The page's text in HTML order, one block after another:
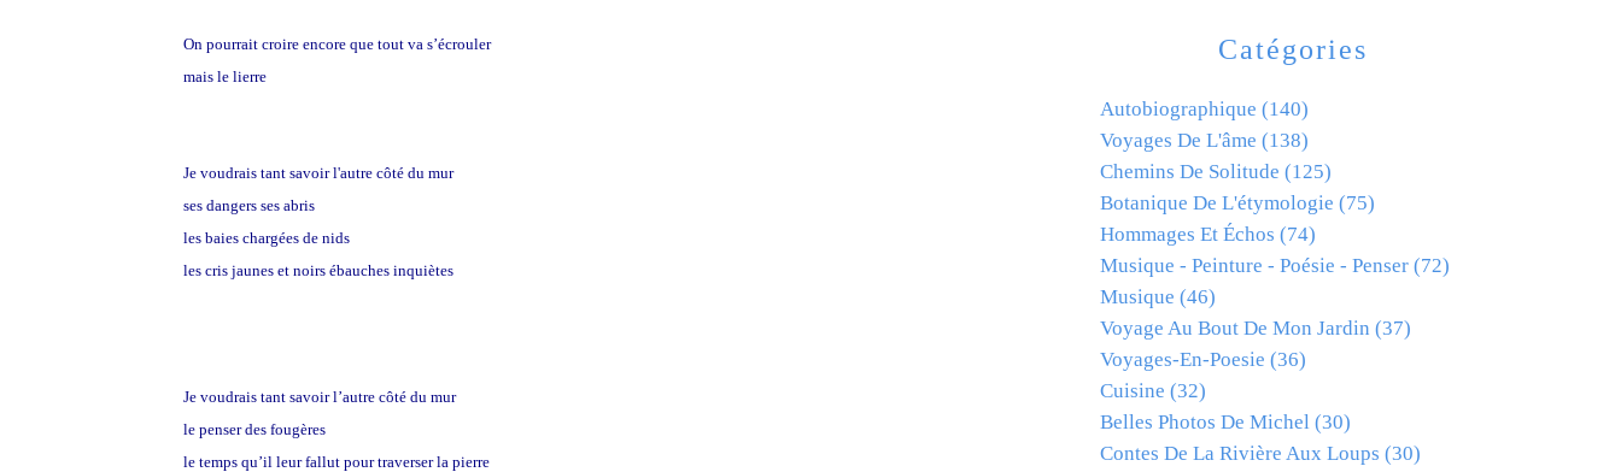
On pourrait croire encore que tout va s’écrouler
mais le lierre
Je voudrais tant savoir l'autre côté du mur
ses dangers ses abris
les baies chargées de nids
les cris jaunes et noirs ébauches inquiètes
Je voudrais tant savoir l’autre côté du mur
le penser des fougères
le temps qu’il leur fallut pour traverser la pierre
Catégories
Autobiographique (140)
Voyages De L'âme (138)
Chemins De Solitude (125)
Botanique De L'étymologie (75)
Hommages Et Échos (74)
Musique - Peinture - Poésie - Penser (72)
Musique (46)
Voyage Au Bout De Mon Jardin (37)
Voyages-En-Poesie (36)
Cuisine (32)
Belles Photos De Michel (30)
Contes De La Rivière Aux Loups (30)